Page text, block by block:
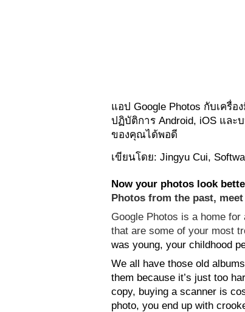
แอป Google Photos กับเครื่
ปฏิบัติการ Android, iOS แล
ของคุณได้พอดี
เขียนโดย: Jingyu Cui,
Now your photos look
Photos from the past,
Google Photos is a home
that are some of your most
was young, your childhood
We all have those old
them because it’s just too
copy, buying a scanner is
photo, you end up with